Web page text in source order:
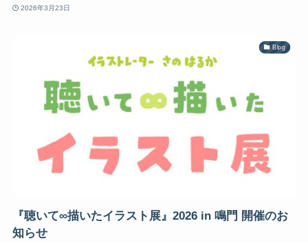
2026年3月23日
Blog
『聴いて∞描いたイラスト展』2026 in 鳴門 開催のお
知らせ